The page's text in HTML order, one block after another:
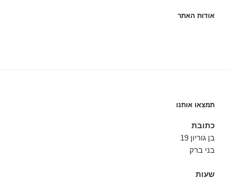
אודות האתר
תמצאו אותנו
כתובת
בן גוריון 19
בני ברק
שעות